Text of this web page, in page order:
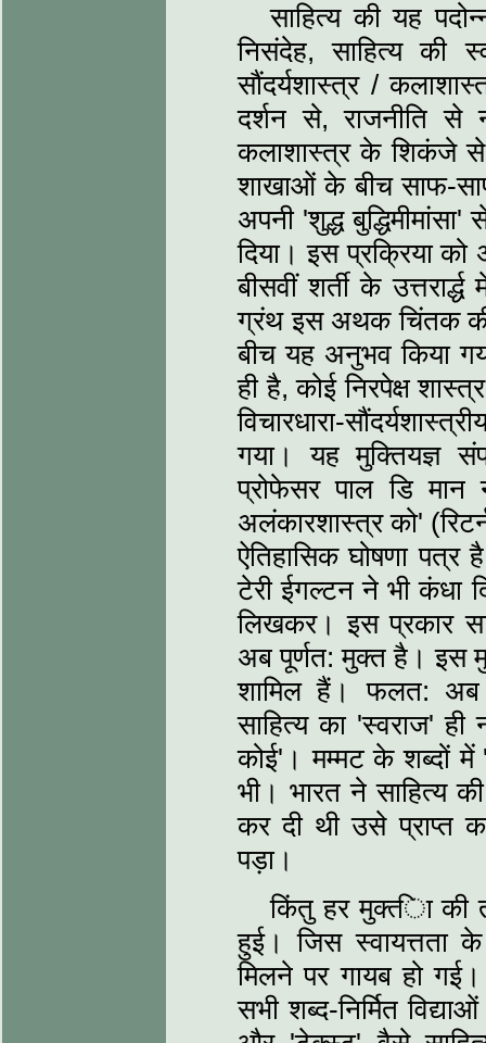
साहित्‍य की यह
निसंदेह, साहित्‍य की
सौंदर्यशास्‍त्र /
दर्शन से, राजनीति से
कलाशास्‍त्र के शिकंजे
शाखाओं के बीच साफ-
अपनी 'शुद्ध
दिया। इस प्रक्रिया को
बीसवीं शर्ती के
ग्रंथ इस अथक चिंतक की
बीच यह अनुभव किया
ही है, कोई निरपेक्ष
विचारधारा-
गया। यह मुक्तियज्ञ
प्रोफेसर पाल डि
अलंकारशास्‍त्र को'
ऐतिहासिक घोषणा
टेरी ईगल्‍टन ने भी कंधा
लिखकर। इस प्रकार
अब पूर्णत: मुक्‍त है। इस
शामिल हैं। फलत: अब
साहित्‍य का 'स्‍वराज'
कोई'। मम्‍मट के शब्‍दों में
भी। भारत ने साहित्‍य
कर दी थी उसे प्राप्‍त
पड़ा।
किंतु हर मुक्त्‍िा की
हुई। जिस स्‍वायत्तता
मिलने पर गायब हो
सभी शब्‍द-निर्मित